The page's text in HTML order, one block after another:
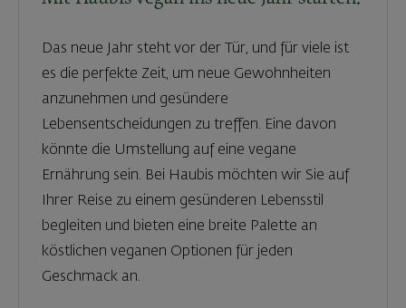
Das neue Jahr steht vor der Tür, und für viele ist
es die perfekte Zeit, um neue Gewohnheiten
anzunehmen und gesündere
Lebensentscheidungen zu treffen. Eine davon
könnte die Umstellung auf eine vegane
Ernährung sein. Bei Haubis möchten wir Sie auf
Ihrer Reise zu einem gesünderen Lebensstil
begleiten und bieten eine breite Palette an
köstlichen veganen Optionen für jeden
Geschmack an.